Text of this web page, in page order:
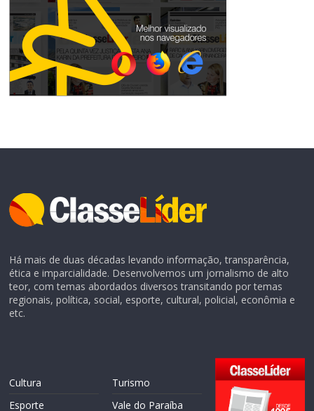
Há mais de duas décadas levando informação, transparência,
ética e imparcialidade. Desenvolvemos um jornalismo de alto
teor, com temas abordados diversos transitando por temas
regionais, política, social, esporte, cultural, policial, econômia e
etc.
Cultura
Esporte
Turismo
Vale do Paraíba